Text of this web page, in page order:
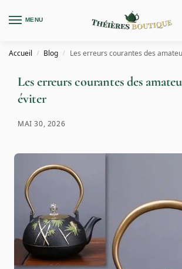
MENU
Accueil / Blog / Les erreurs courantes des
Les erreurs courantes des
éviter
MAI 30, 2026